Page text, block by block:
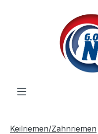
Zum Hauptinhalt springen
Keilriemen/Zahnriemen